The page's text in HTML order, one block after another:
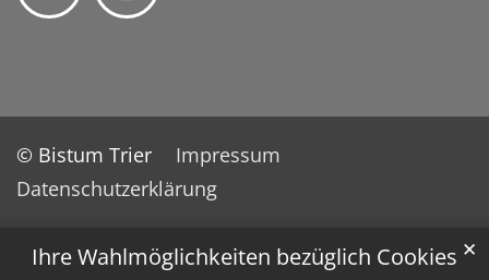
Ihre Wahlmöglichkeiten bezüglich Cookies ✕
© Bistum Trier
Impressum
Datenschutzerklärung